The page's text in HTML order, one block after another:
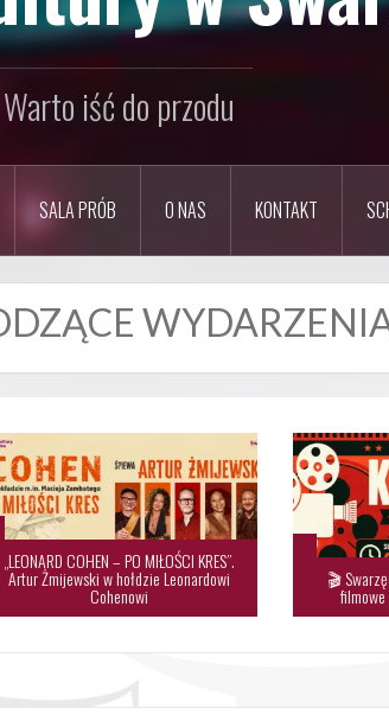
Warto iść do przodu
SALA PRÓB O NAS KONTAKT
„LEONARD COHEN – PO MIŁOŚCI KRES”.
Artur Żmijewski w hołdzie Leonardowi
Cohenowi
🎬